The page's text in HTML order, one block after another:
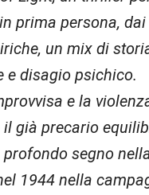
prima persona,
un mix di
e disagio psichico.
e la
già precario
segno
1944 nella